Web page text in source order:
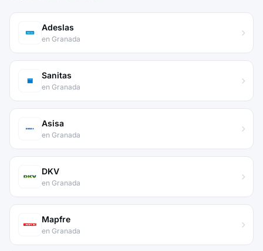
Adeslas
en Granada
Sanitas
en Granada
Asisa
en Granada
DKV
en Granada
Mapfre
en Granada